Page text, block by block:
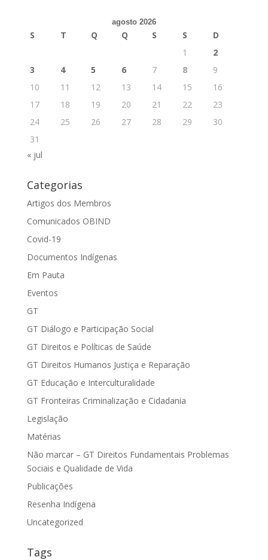
agosto 2026
S T Q Q S S
D
1
2
3
4 5 6 7 8
9
10
11 12 13 14 15
16
17
18 19 20 21 22
23
24
25 26 27 28 29
30
31
« jul
Categorias
Artigos dos Membros
Comunicados OBIND
Covid-19
Documentos Indígenas
Em Pauta
Eventos
GT
GT Diálogo e Participação Social
GT Direitos e Políticas de Saúde
GT Direitos Humanos Justiça e Reparação
GT Educação e Interculturalidade
GT Fronteiras Criminalização e Cidadania
Legislação
Matérias
Não marcar – GT Direitos Fundamentais Problemas
Sociais e Qualidade de Vida
Publicações
Resenha Indígena
Uncategorized
Tags